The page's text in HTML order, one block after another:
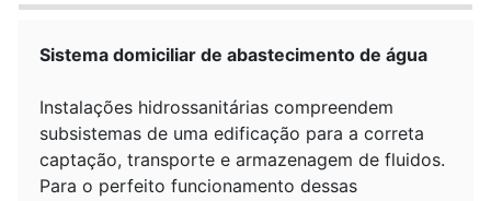
Sistema domiciliar de abastecimento de água
Instalações hidrossanitárias compreendem
subsistemas de uma edificação para a correta
captação, transporte e armazenagem de fluidos.
Para o perfeito funcionamento dessas